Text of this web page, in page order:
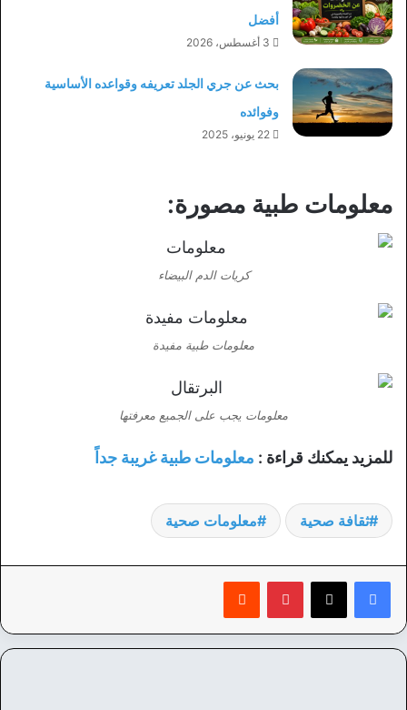
أفضل
3 أغسطس، 2026
بحث عن جري الجلد تعريفه وقواعده الأساسية
وفوائده
22 يونيو، 2025
معلومات طبية مصورة:
كريات الدم البيضاء
معلومات طبية مفيدة
معلومات يجب على الجميع معرفتها
للمزيد يمكنك قراءة : معلومات طبية غريبة جداً
ثقافة صحية معلومات صحية
بينتيريست